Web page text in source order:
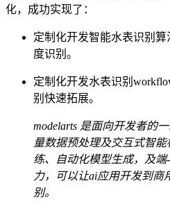
化，成功实现了：
定制化开发智能水表识别
度识别。
定制化开发水表识别
别快速拓展。
modelarts 是面向开发者的
量数据预处理及交互式智
练、自动化模型生成，及
力，可以让ai应用开发到商
别。